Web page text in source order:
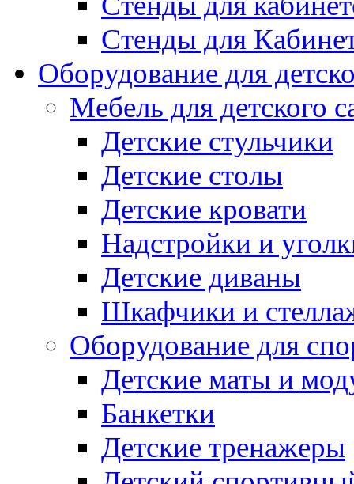
Стенды для
Оборудование для
Мебель для детского
Детские стульчики
Детские столы
Детские кровати
Надстройки и
Детские диваны
Шкафчики и
Оборудование для
Детские маты и
Банкетки
Детские тренажеры